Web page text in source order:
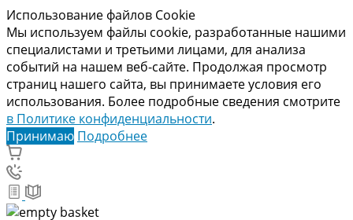
Использование файлов Cookie
Мы используем файлы cookie, разработанные нашими
специалистами и третьими лицами, для анализа
событий на нашем веб-сайте. Продолжая просмотр
страниц нашего сайта, вы принимаете условия его
использования. Более подробные сведения смотрите
в Политике конфиденциальности.
Принимаю Подробнее